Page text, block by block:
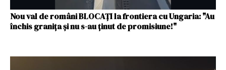
Nou val de români BLOCAȚI la frontiera cu Ungaria: "Au
închis graniţa şi nu s-au ţinut de promisiune!"